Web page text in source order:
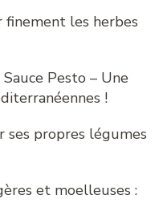
finement les herbes
Pesto – Une
!
ses propres légumes
et moelleuses :